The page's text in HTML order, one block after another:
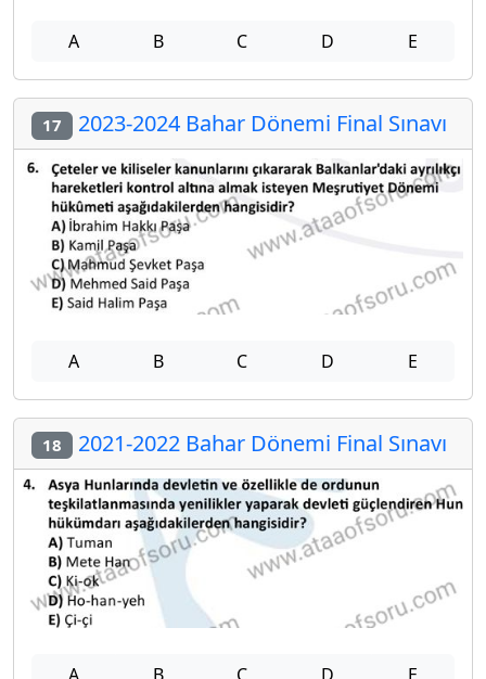
A B C D E
17 2023-2024 Bahar Dönemi Final Sınavı
A B C D E
18 2021-2022 Bahar Dönemi Final Sınavı